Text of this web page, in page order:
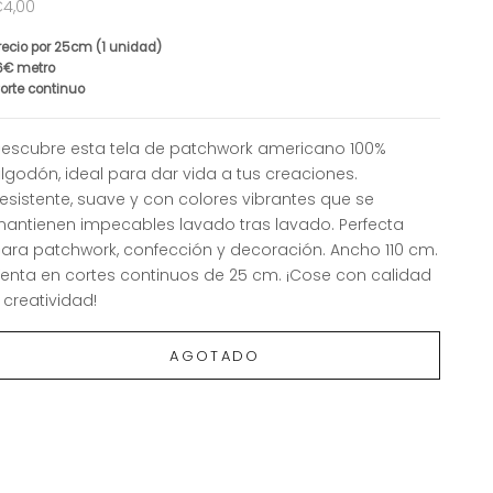
de oferta
por 25cm (1 unidad)
metro
continuo
esta tela de patchwork americano 100%
ideal para dar vida a tus creaciones.
suave y con colores vibrantes que se
impecables lavado tras lavado. Perfecta
patchwork, confección y decoración. Ancho 110 cm.
en cortes continuos de 25 cm. ¡Cose con calidad
creatividad!
AGOTADO